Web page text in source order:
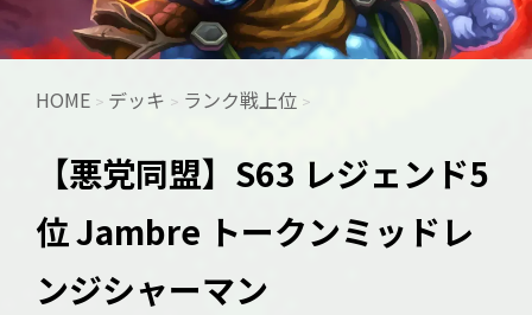
HOME > デッキ > ランク戦上位 >
【悪党同盟】S63 レジェンド5
位 Jambre トークンミッドレ
ンジシャーマン